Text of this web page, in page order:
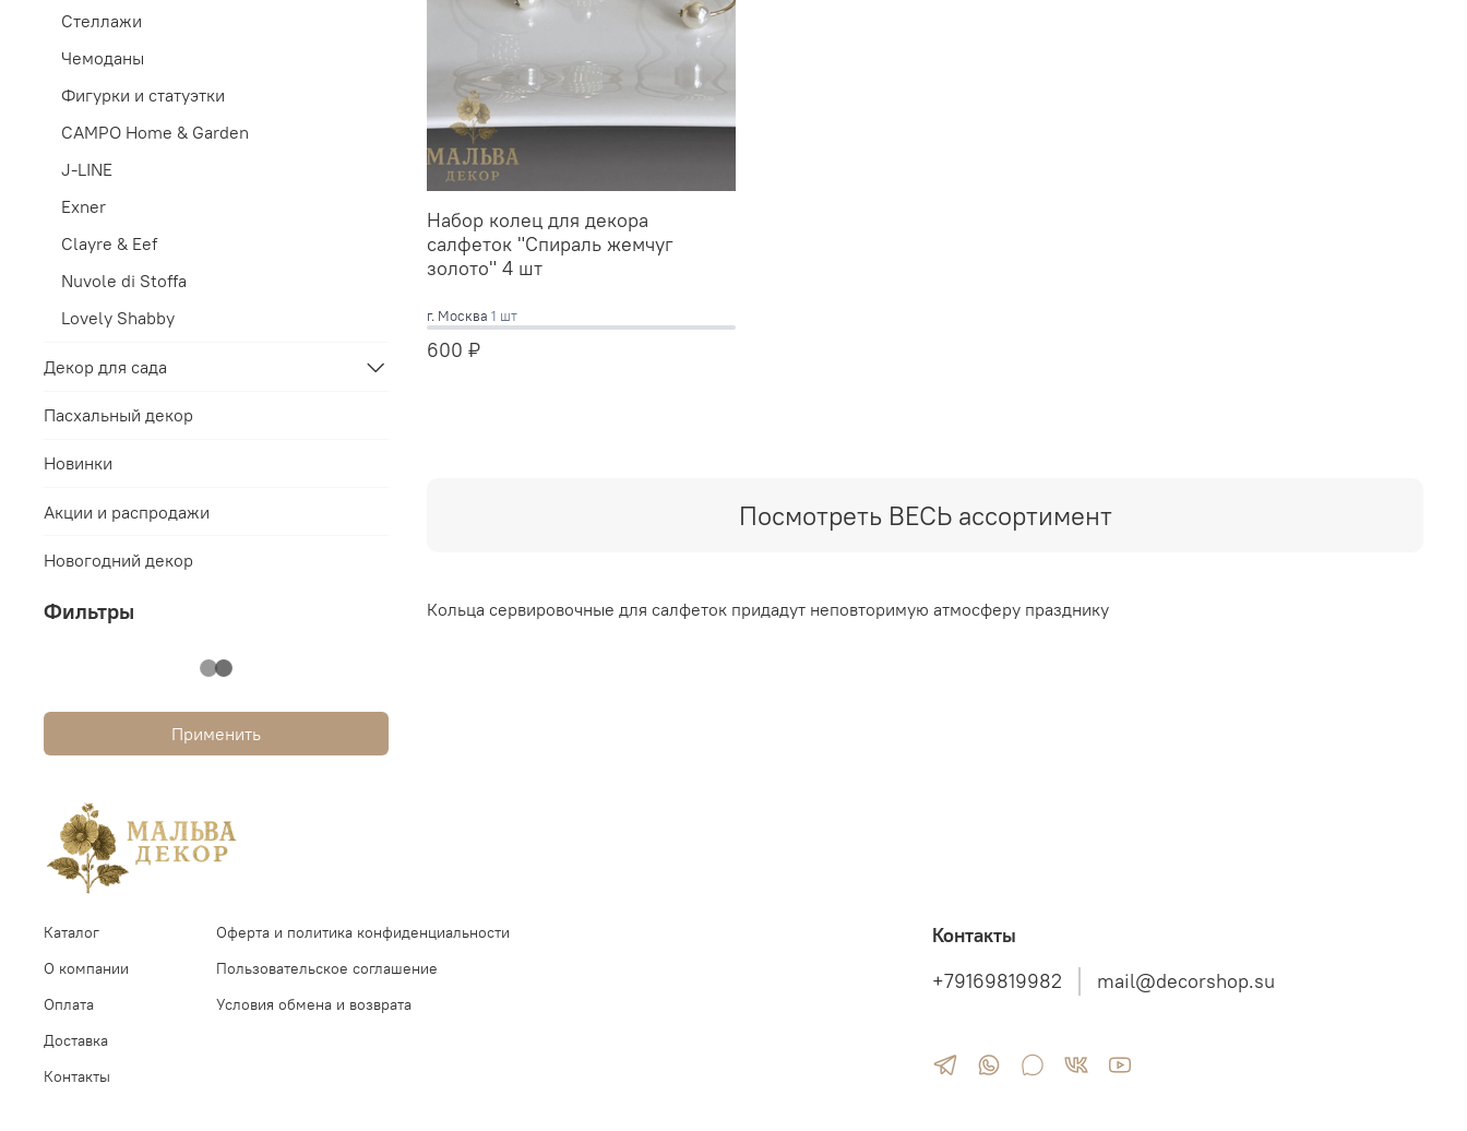
Набор колец для декора
салфеток "Спираль жемчуг
золото" 4 шт
г. Москва1 шт
600 ₽
Посмотреть ВЕСЬ ассортимент
Кольца сервировочные для салфеток придадут неповторимую атмосферу празднику
Стеллажи
Чемоданы
Фигурки и статуэтки
CAMPO Home & Garden
J-LINE
Exner
Clayre & Eef
Nuvole di Stoffa
Lovely Shabby
Декор для сада
Пасхальный декор
Новинки
Акции и распродажи
Новогодний декор
Фильтры
Применить
Каталог
О компании
Оплата
Доставка
Контакты
Оферта и политика конфиденциальности
Пользовательское соглашение
Условия обмена и возврата
Контакты
+79169819982
mail@decorshop.su